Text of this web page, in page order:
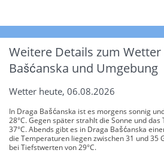
Weitere Details zum Wetter
Bašćanska und Umgebung
Wetter heute, 06.08.2026
In Draga Bašćanska ist es morgens sonnig
28°C. Gegen später strahlt die Sonne und
37°C. Abends gibt es in Draga Bašćanska
die Temperaturen liegen zwischen 31 und 35
bei Tiefstwerten von 29°C.